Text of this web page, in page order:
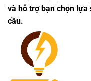
và hỗ trợ bạn chọn lựa
cầu.